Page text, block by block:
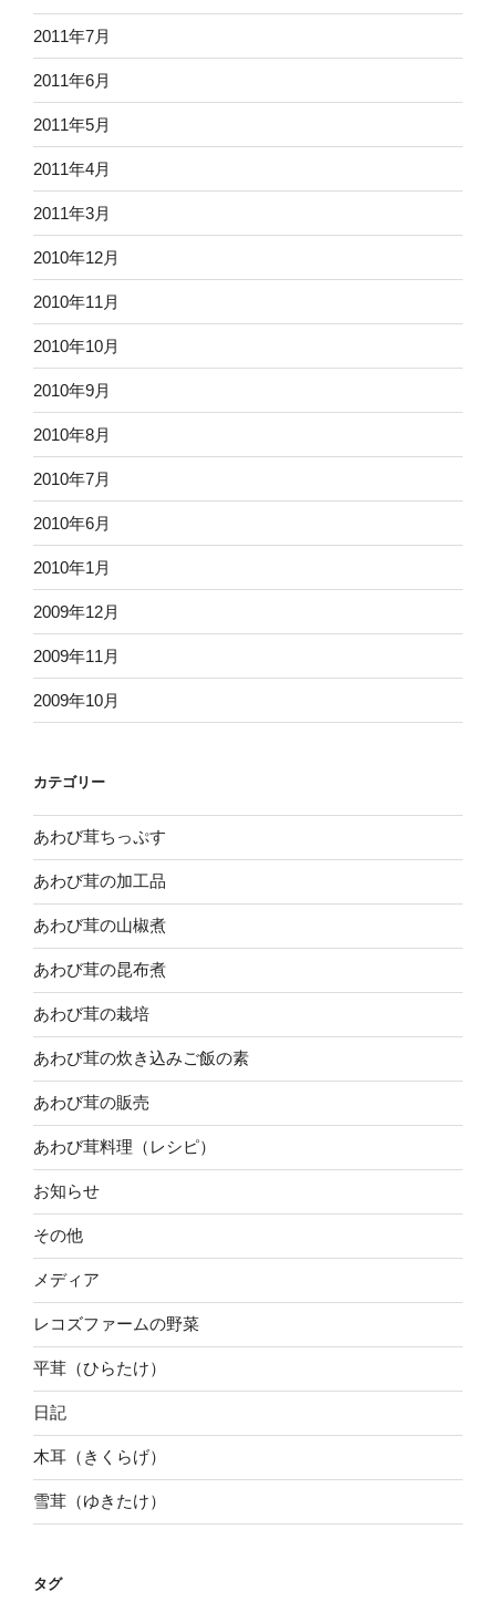
2011年7月
2011年6月
2011年5月
2011年4月
2011年3月
2010年12月
2010年11月
2010年10月
2010年9月
2010年8月
2010年7月
2010年6月
2010年1月
2009年12月
2009年11月
2009年10月
カテゴリー
あわび茸ちっぷす
あわび茸の加工品
あわび茸の山椒煮
あわび茸の昆布煮
あわび茸の栽培
あわび茸の炊き込みご飯の素
あわび茸の販売
あわび茸料理（レシピ）
お知らせ
その他
メディア
レコズファームの野菜
平茸（ひらたけ）
日記
木耳（きくらげ）
雪茸（ゆきたけ）
タグ